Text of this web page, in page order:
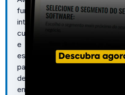
funcionalidades,
integração,
custo
e
escalabilidade
para
decidir
entre